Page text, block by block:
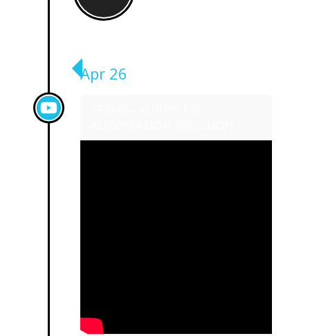
Apr 26